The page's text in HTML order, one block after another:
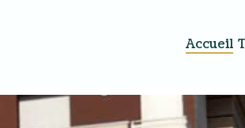
Accueil